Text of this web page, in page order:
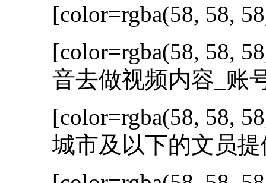
[color=rgba(58, 58,
[color=rgba(58, 58,
音去做视频内容_账
[color=rgba(58, 58,
城市及以下的文员